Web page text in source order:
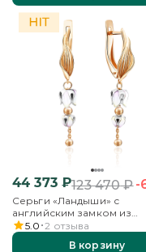
44 373₽123 470₽-
Серьги «Ландыши» с
английским замком из
комбинированного
эмалью
5.0 2 отзыва
В корзину